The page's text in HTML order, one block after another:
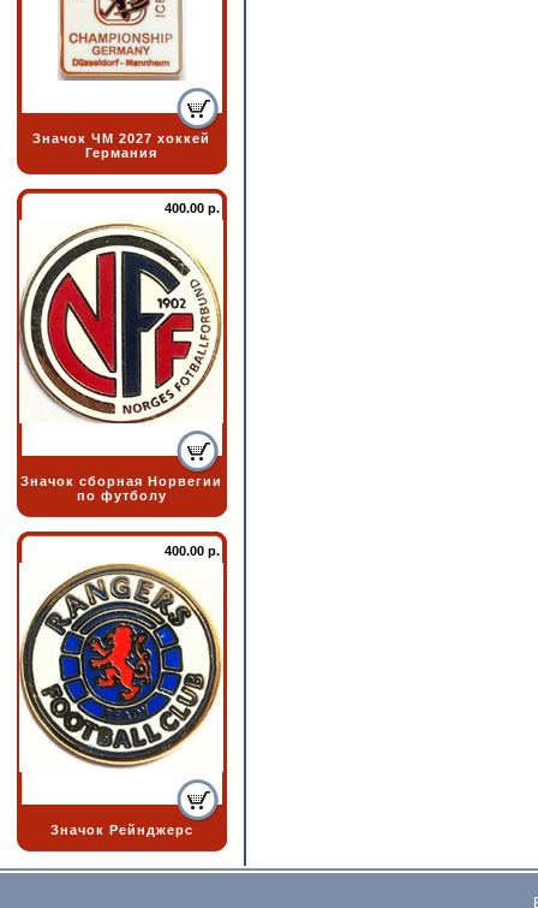
Значок ЧМ 2027 хоккей
Германия
400.00 р.
Значок сборная Норвегии
по футболу
400.00 р.
Значок Рейнджерс